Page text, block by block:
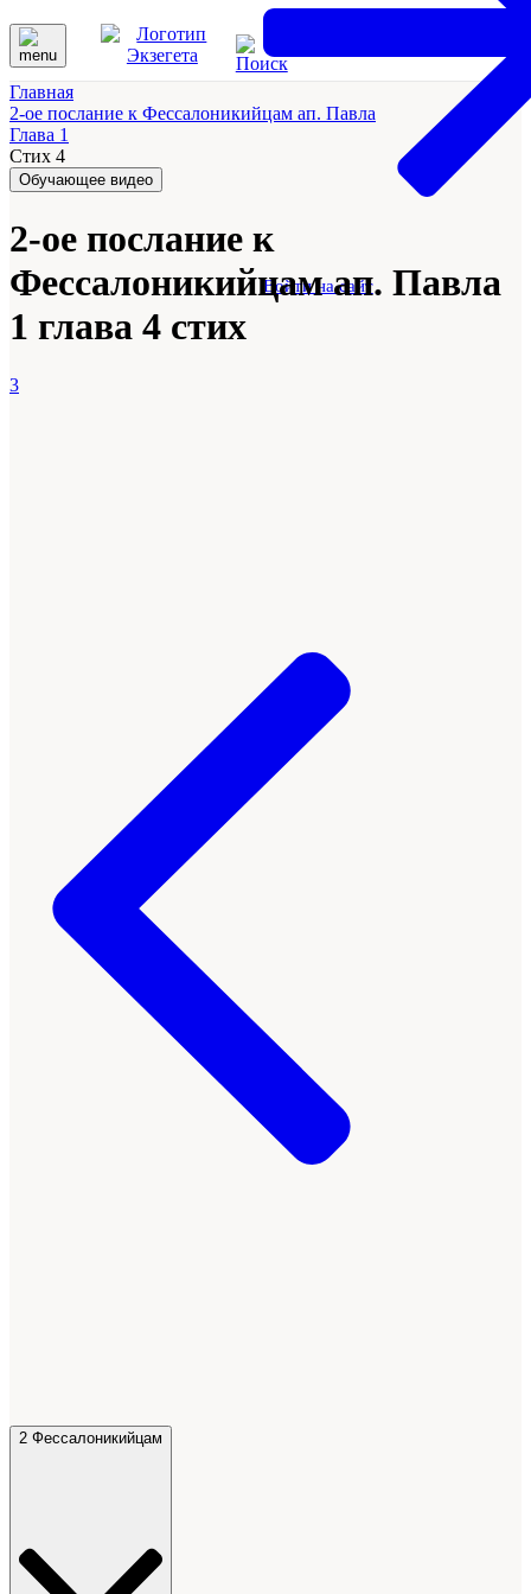
Войти на сайт
Главная
2-ое послание к Фессалоникийцам ап. Павла
Глава 1
Стих 4
Обучающее видео
2-ое послание к
Фессалоникийцам ап. Павла
1 глава 4 стих
3
2 Фессалоникийцам